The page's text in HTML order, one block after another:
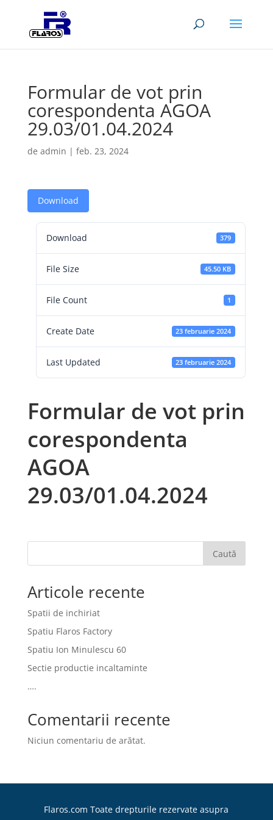
Formular de vot prin
corespondenta AGOA
29.03/01.04.2024
de admin | feb. 23, 2024
Download
Download 379
File Size 45.50 KB
File Count 1
Create Date 23 februarie 2024
Last Updated 23 februarie 2024
Formular de vot prin
corespondenta
AGOA
29.03/01.04.2024
Caută
Articole recente
Spatii de inchiriat
Spatiu Flaros Factory
Spatiu Ion Minulescu 60
Sectie productie incaltaminte
….
Comentarii recente
Niciun comentariu de arătat.
Flaros.com Toate drepturile rezervate asupra